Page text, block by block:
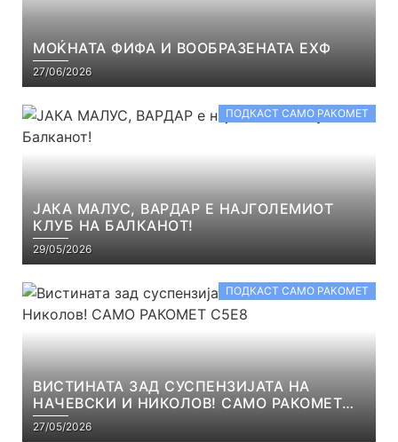
МОЌНАТА ФИФА И ВООБРАЗЕНАТА ЕХФ
27/06/2026
ПОДКАСТ САМО РАКОМЕТ
ЈАКА МАЛУС, ВАРДАР Е НАЈГОЛЕМИОТ
КЛУБ НА БАЛКАНОТ!
29/05/2026
ПОДКАСТ САМО РАКОМЕТ
ВИСТИНАТА ЗАД СУСПЕНЗИЈАТА НА
НАЧЕВСКИ И НИКОЛОВ! САМО РАКОМЕТ
С5Е8
27/05/2026